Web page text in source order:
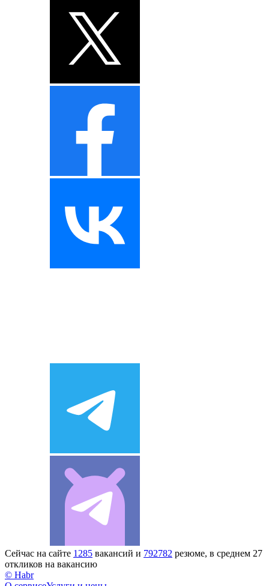
Сейчас на сайте 1285 вакансий и 792782 резюме, в среднем 27
откликов на вакансию
© Habr